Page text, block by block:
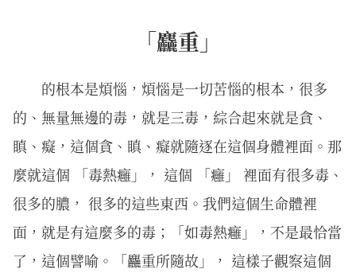
「麤重」
的根本是煩惱，煩惱是一切苦惱的根本，很多
的、無量無邊的毒，就是三毒，綜合起來就是貪、
瞋、癡，這個貪、瞋、癡就隨逐在這個身體裡面。那
麼就這個 「毒熱癰」， 這個 「癰」 裡面有很多毒、
很多的膿， 很多的這些東西。我們這個生命體裡
面，就是有這麼多的毒；「如毒熱癰」，不是最恰當
了，這個譬喻。「麤重所隨故」， 這樣子觀察這個